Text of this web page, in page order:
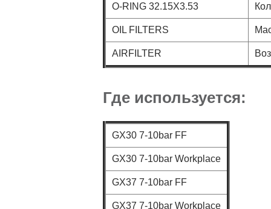
O-RING 32.15X3.53
OIL FILTERS
AIRFILTER
Где используется:
GX30 7-10bar FF
GX30 7-10bar Workplace
GX37 7-10bar FF
GX37 7-10bar Workplace